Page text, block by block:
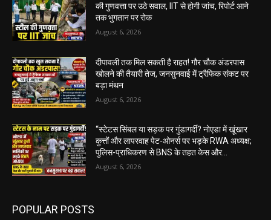
की गुणवत्ता पर उठे सवाल, IIT से होगी जांच, रिपोर्ट आने
तक भुगतान पर रोक
August 6, 2026
दीपावली तक मिल सकती है राहत! गौर चौक अंडरपास
खोलने की तैयारी तेज, जनसुनवाई में ट्रैफिक संकट पर
बड़ा मंथन
August 6, 2026
“स्टेटस सिंबल या सड़क पर गुंडागर्दी? नोएडा में खूंखार
कुत्तों और लापरवाह पेट-ओनर्स पर भड़के RWA अध्यक्ष;
पुलिस-प्राधिकरण से BNS के तहत केस और...
August 6, 2026
POPULAR POSTS